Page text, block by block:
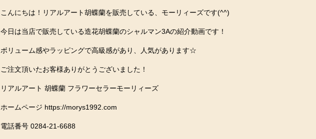
こんにちは！リアルアート胡蝶蘭を販売している、モーリィーズです(^^)
今日は当店で販売している造花胡蝶蘭のシャルマン3Aの紹介動画です！
ボリューム感やラッピングで高級感があり、人気があります☆
ご注文頂いたお客様ありがとうございました！
リアルアート 胡蝶蘭 フラワーセラーモーリィーズ
ホームページ https://morys1992.com
電話番号 0284-21-6688